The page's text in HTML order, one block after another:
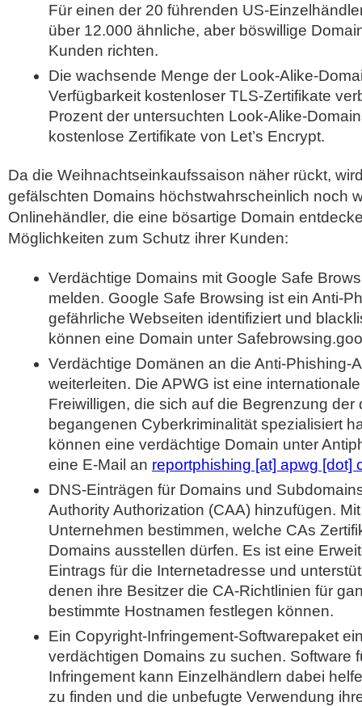
Für einen der 20 führenden US-
über 12.000 ähnliche, aber böswillige
Kunden richten.
Die wachsende Menge der Look-Alike-
Verfügbarkeit kostenloser TLS-Zertifikate
Prozent der untersuchten Look-Alike-
kostenlose Zertifikate von Let’s Encrypt.
Da die Weihnachtseinkaufssaison näher rückt,
gefälschten Domains höchstwahrscheinlich noch
Onlinehändler, die eine bösartige Domain
Möglichkeiten zum Schutz ihrer Kunden:
Verdächtige Domains mit Google Safe
melden. Google Safe Browsing ist ein Anti-
gefährliche Webseiten identifiziert und
können eine Domain unter
Verdächtige Domänen an die Anti-Phishing-
weiterleiten. Die APWG ist eine
Freiwilligen, die sich auf die Begrenzung der
begangenen Cyberkriminalität spezialisiert
können eine verdächtige Domain unter
eine E-Mail an reportphishing [at] apwg [dot]
DNS-Einträgen für Domains und
Authority Authorization (CAA) hinzufügen.
Unternehmen bestimmen, welche CAs
Domains ausstellen dürfen. Es ist eine
Eintrags für die Internetadresse und
denen ihre Besitzer die CA-Richtlinien für
bestimmte Hostnamen festlegen können.
Ein Copyright-Infringement-Softwarepaket
verdächtigen Domains zu suchen. Software
Infringement kann Einzelhändlern dabei
zu finden und die unbefugte Verwendung